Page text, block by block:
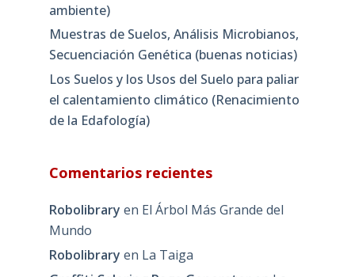
ambiente)
Muestras de Suelos, Análisis Microbianos,
Secuenciación Genética (buenas noticias)
Los Suelos y los Usos del Suelo para paliar
el calentamiento climático (Renacimiento
de la Edafología)
Comentarios recientes
Robolibrary en El Árbol Más Grande del
Mundo
Robolibrary en La Taiga